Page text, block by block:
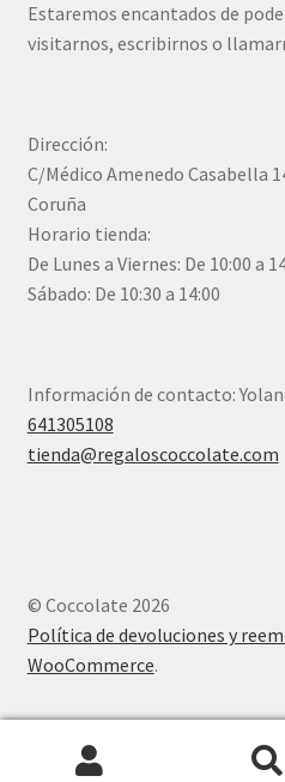
Estaremos encantados de
visitarnos, escribirnos o
Dirección:
C/Médico Amenedo Casabella
Coruña
Horario tienda:
De Lunes a Viernes: De 10:00 a
Sábado: De 10:30 a 14:00
Información de contacto:
641305108
tienda@regaloscoccolate.com
© Coccolate 2026
Política de devoluciones y
WooCommerce.